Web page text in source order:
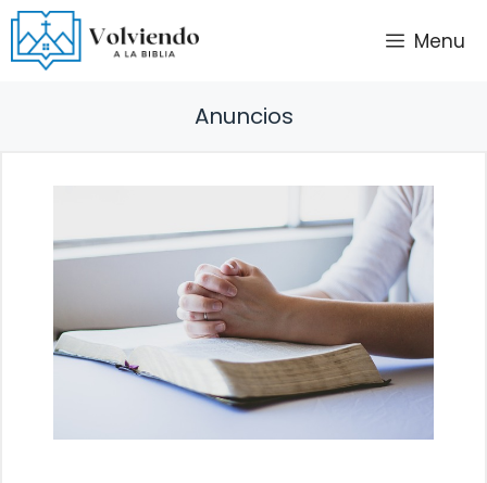
Saltar
al
contenido
Menu
Anuncios